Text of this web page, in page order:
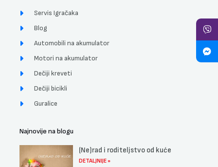
Servis Igračaka
Blog
Automobili na akumulator
Motori na akumulator
Dečiji kreveti
Dečiji bicikli
Guralice
Najnovije na blogu
(Ne)rad i roditeljstvo od kuće
DETALJNIJE »